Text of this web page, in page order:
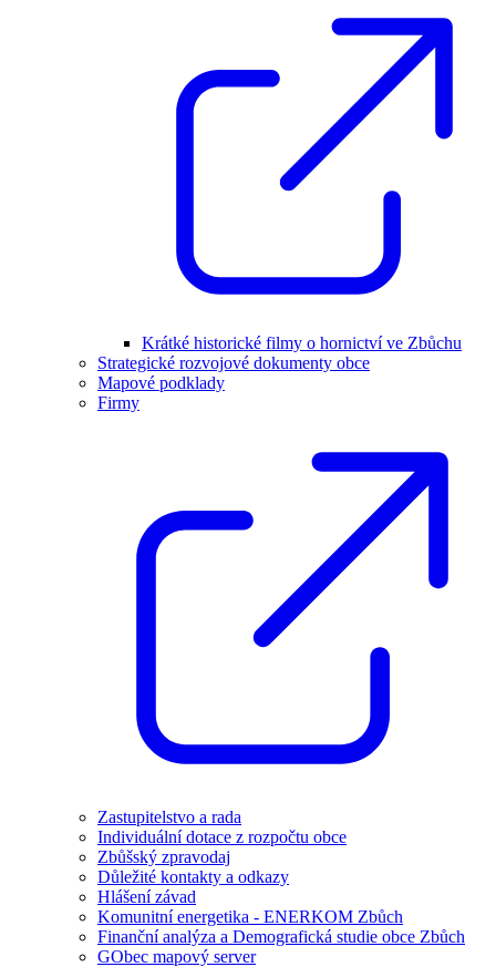
Krátké historické filmy o hornictví ve Zbůchu
Strategické rozvojové dokumenty obce
Mapové podklady
Firmy
Zastupitelstvo a rada
Individuální dotace z rozpočtu obce
Zbůšský zpravodaj
Důležité kontakty a odkazy
Hlášení závad
Komunitní energetika - ENERKOM Zbůch
Finanční analýza a Demografická studie obce Zbůch
GObec mapový server